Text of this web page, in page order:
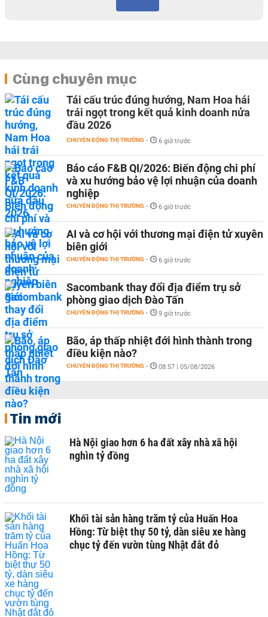
Cùng chuyên mục
Tái cấu trúc đúng hướng, Nam Hoa hái
trái ngọt trong kết quả kinh doanh nửa
đầu 2026
CHUYỂN ĐỘNG THỊ TRƯỜNG - 6 giờ trước
Báo cáo F&B QI/2026: Biến động chi phí
và xu hướng bảo vệ lợi nhuận của doanh
nghiệp
CHUYỂN ĐỘNG THỊ TRƯỜNG - 6 giờ trước
AI và cơ hội với thương mại điện tử xuyên
biên giới
CHUYỂN ĐỘNG THỊ TRƯỜNG - 6 giờ trước
Sacombank thay đổi địa điểm trụ sở
phòng giao dịch Đào Tấn
CHUYỂN ĐỘNG THỊ TRƯỜNG - 9 giờ trước
Bão, áp thấp nhiệt đới hình thành trong
điều kiện nào?
CHUYỂN ĐỘNG THỊ TRƯỜNG - 08:57 | 05/08/2026
Tin mới
Hà Nội giao hơn 6 ha đất xây nhà xã hội
nghìn tỷ đồng
Khối tài sản hàng trăm tỷ của Huấn Hoa
Hồng: Từ biệt thự 50 tỷ, dàn siêu xe hàng
chục tỷ đến vườn tùng Nhật đắt đỏ